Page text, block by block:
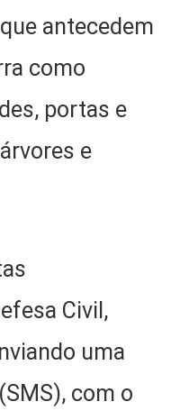
antecedem
como
portas e
e
Civil,
uma
com o